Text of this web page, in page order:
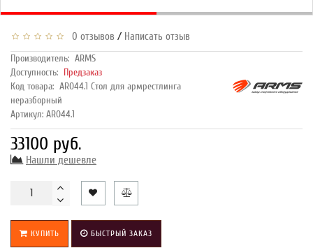
0 отзывов / Написать отзыв
Производитель: ARMS
Доступность: Предзаказ
Код товара: AR044.1 Стол для армрестлинга
неразборный
Артикул: AR044.1
33100 руб.
Нашли дешевле
КУПИТЬ БЫСТРЫЙ ЗАКАЗ